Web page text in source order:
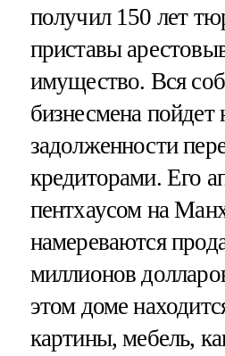
получил 150 лет
приставы
имущество. Вся
бизнесмена пойдет
задолженности
кредиторами. Его
пентхаусом на
намереваются
миллионов
этом доме
картины, мебель,